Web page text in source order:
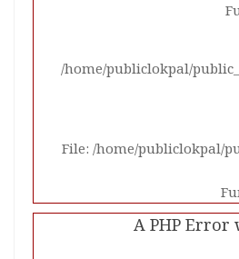
/home/publiclokpal/
File: /home/publiclokpal/
A PHP Error